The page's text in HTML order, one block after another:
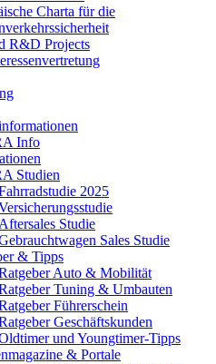
Charta für die
R&D Projects
Info
Studien
2025
Aftersales Studie
Sales Studie
& Tipps
Auto & Mobilität
Tuning & Umbauten
Führerschein
Geschäftskunden
und Youngtimer-Tipps
& Portale